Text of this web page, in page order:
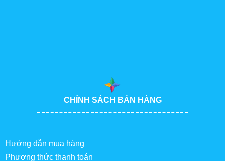
CHÍNH SÁCH BÁN HÀNG
Hướng dẫn mua hàng
Phương thức thanh toán